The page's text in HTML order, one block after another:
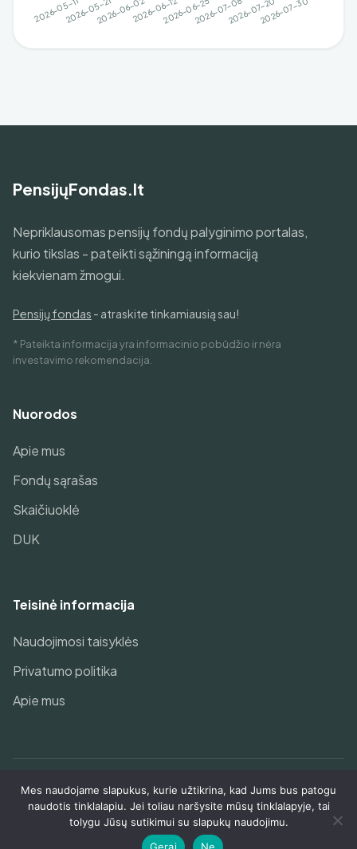
PensijųFondas.lt
Nepriklausomas pensijų fondų palyginimo portalas,
kurio tikslas - pateikti sąžiningą informaciją
kiekvienam žmogui.
Pensijų fondas - atraskite tinkamiausią sau!
* Pateikta informacija yra informacinio pobūdžio ir nėra
investavimo rekomendacija.
Nuorodos
Apie mus
Fondų sąrašas
Skaičiuoklė
DUK
Teisinė informacija
Naudojimosi taisyklės
Privatumo politika
Apie mus
© 2026 Geriausias pensijų fondas Jums!. Visos teisės
saugomos.
Mes naudojame slapukus, kurie užtikrina, kad Jums bus patogu
naudotis tinklalapiu. Jei toliau naršysite mūsų tinklalapyje, tai
tolygu Jūsų sutikimui su slapukų naudojimu.
Gerai
Ne